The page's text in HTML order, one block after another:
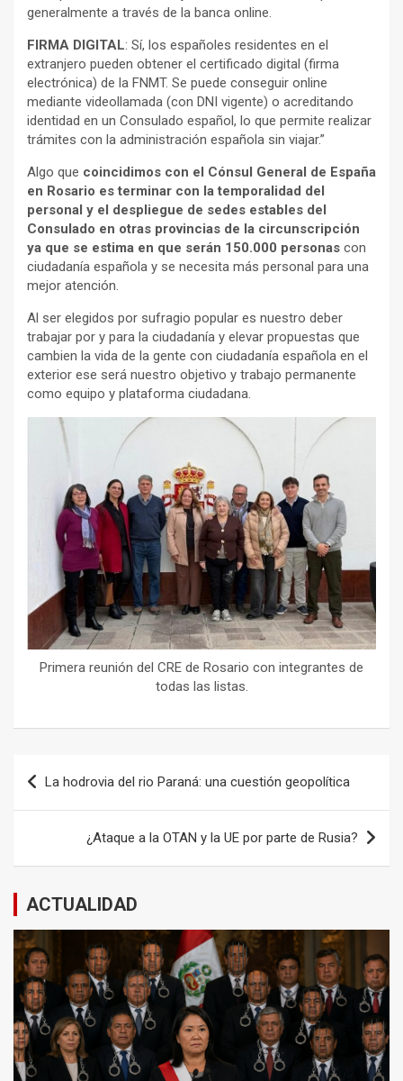
generalmente a través de la banca online.
FIRMA DIGITAL: Sí, los españoles residentes en el
extranjero pueden obtener el certificado digital (firma
electrónica) de la FNMT. Se puede conseguir online
mediante videollamada (con DNI vigente) o acreditando
identidad en un Consulado español, lo que permite realizar
trámites con la administración española sin viajar.”
Algo que coincidimos con el Cónsul General de España
en Rosario es terminar con la temporalidad del
personal y el despliegue de sedes estables del
Consulado en otras provincias de la circunscripción
ya que se estima en que serán 150.000 personas con
ciudadanía española y se necesita más personal para una
mejor atención.
Al ser elegidos por sufragio popular es nuestro deber
trabajar por y para la ciudadanía y elevar propuestas que
cambien la vida de la gente con ciudadanía española en el
exterior ese será nuestro objetivo y trabajo permanente
como equipo y plataforma ciudadana.
Primera reunión del CRE de Rosario con integrantes de
todas las listas.
Navegación
de
entradas
La hodrovia del rio Paraná: una cuestión geopolítica
¿Ataque a la OTAN y la UE por parte de Rusia?
ACTUALIDAD